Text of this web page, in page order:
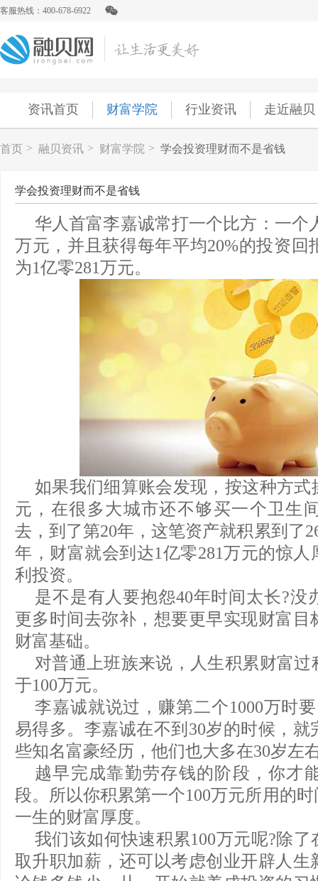
客服热线：400-678-6922
资讯首页 财富学院 行业资讯 走近融贝
首页 > 融贝资讯 > 财富学院 > 学会投资理财而不是省钱
学会投资理财而不是省钱
华人首富李嘉诚常打一个比方：一个
万元，并且获得每年平均20%的投资回
为1亿零281万元。
如果我们细算账会发现，按这种方式
元，在很多大城市还不够买一个卫生
去，到了第20年，这笔资产就积累到了
年，财富就会到达1亿零281万元的惊
利投资。
是不是有人要抱怨40年时间太长?没
更多时间去弥补，想要更早实现财富
财富基础。
对普通上班族来说，人生积累财富
于100万元。
李嘉诚就说过，赚第二个1000万时
易得多。李嘉诚在不到30岁的时候，
些知名富豪经历，他们也大多在30岁左
越早完成靠勤劳存钱的阶段，你才
段。所以你积累第一个100万元所用的
一生的财富厚度。
我们该如何快速积累100万元呢?除
取升职加薪，还可以考虑创业开辟人生